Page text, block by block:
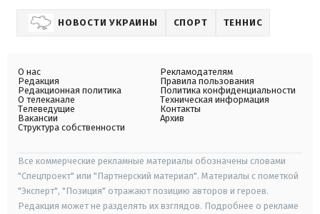
НОВОСТИ УКРАИНЫ СПОРТ ТЕННИС
О нас
Редакция
Редакционная политика
О телеканале
Телеведущие
Вакансии
Структура собственности
Рекламодателям
Правила пользования
Политика конфиденциальности
Техническая информация
Контакты
Архив
Все коммерческие рекламные материалы обозначены словами
"Спецпроект" или "Партнерский материал". Материалы с пометкой
"Эксперт", "Позиция" отражают позицию авторов и героев.
Редакция может не разделять их взглядов. Подробнее о рекламе